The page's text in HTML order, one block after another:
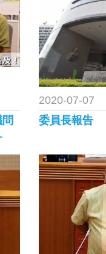
2020-07-07
委員長報告